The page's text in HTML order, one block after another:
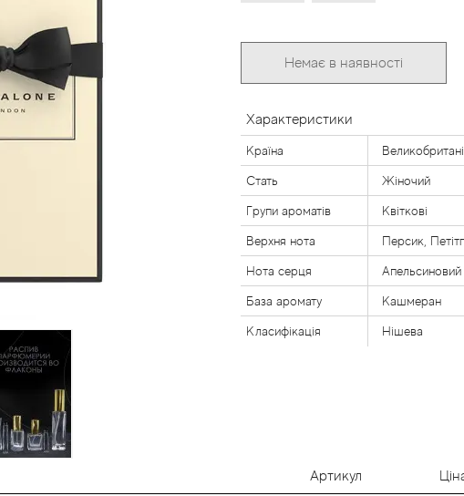
Немає в наявності
Характеристики
Країна
Стать Жіночий
Групи ароматів Квіткові
Верхня нота Персик,
Нота серця Апельсиновий
База аромату Кашмеран
Класифікація Нішева
Артикул